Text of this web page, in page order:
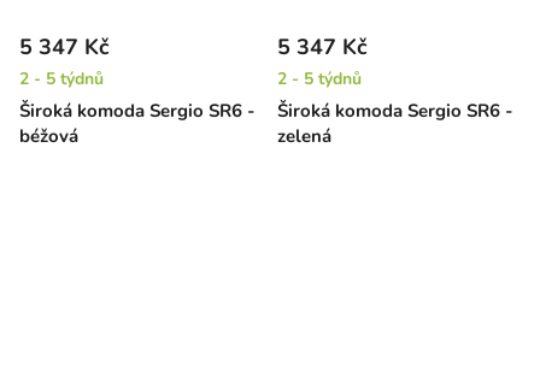
Široká komoda Sergio SR6 -
béžová
5 347 Kč
2 - 5 týdnů
Široká komoda Sergio SR6 -
zelená
5 347 Kč
2 - 5 týdnů